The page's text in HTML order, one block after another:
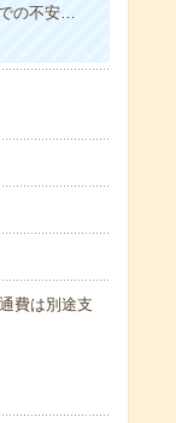
の不安…
費は別途支